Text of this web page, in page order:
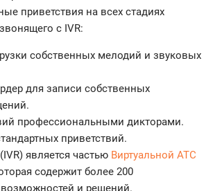
приветствия на всех стадиях
с IVR:
собственных мелодий и звуковых
для записи собственных
профессиональными дикторами.
приветствий.
является частью Виртуальной АТС
содержит более 200
и решений.